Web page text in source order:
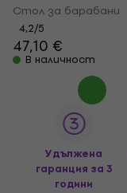
Стол за барабани
4,2/5
47,10 €
В наличност
Удължена
гаранция за 3
години